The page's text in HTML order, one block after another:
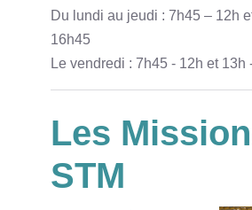
Du lundi au jeudi : 7h45 – 12h
16h45
Le vendredi : 7h45 - 12h et 13h
Les
STM